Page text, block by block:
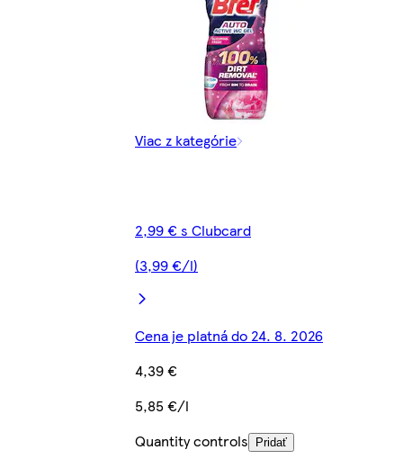
Viac z kategórie
2,99 € s Clubcard
(3,99 €/l)
Cena je platná do 24. 8. 2026
4,39 €
5,85 €/l
Quantity controls
Pridať